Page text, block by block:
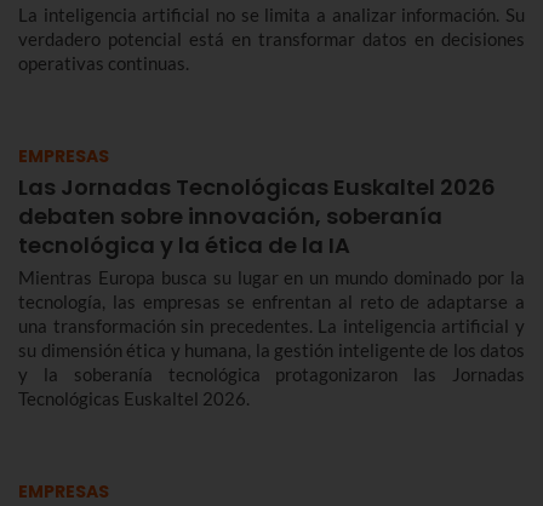
La inteligencia artificial no se limita a analizar información. Su
verdadero potencial está en transformar datos en decisiones
operativas continuas.
EMPRESAS
Las Jornadas Tecnológicas Euskaltel 2026
debaten sobre innovación, soberanía
tecnológica y la ética de la IA
Mientras Europa busca su lugar en un mundo dominado por la
tecnología, las empresas se enfrentan al reto de adaptarse a
una transformación sin precedentes. La inteligencia artificial y
su dimensión ética y humana, la gestión inteligente de los datos
y la soberanía tecnológica protagonizaron las Jornadas
Tecnológicas Euskaltel 2026.
EMPRESAS